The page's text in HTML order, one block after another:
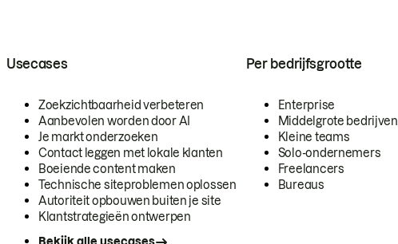
Usecases
Zoekzichtbaarheid verbeteren
Aanbevolen worden door AI
Je markt onderzoeken
Contact leggen met lokale klanten
Boeiende content maken
Technische siteproblemen oplossen
Autoriteit opbouwen buiten je site
Klantstrategieën ontwerpen
Per bedrijfsgrootte
Enterprise
Middelgrote bedrijven
Kleine teams
Solo-ondernemers
Freelancers
Bureaus